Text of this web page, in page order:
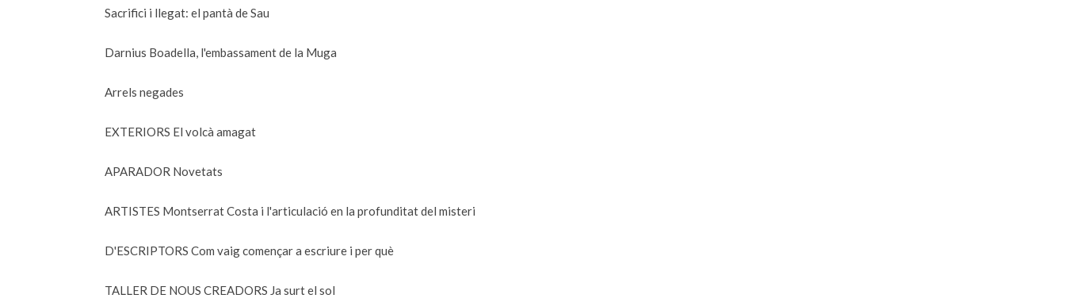
Sacrifici i llegat: el pantà de Sau
Darnius Boadella, l'embassament de la Muga
Arrels negades
EXTERIORS El volcà amagat
APARADOR Novetats
ARTISTES Montserrat Costa i l'articulació en la profunditat del misteri
D'ESCRIPTORS Com vaig començar a escriure i per què
TALLER DE NOUS CREADORS Ja surt el sol